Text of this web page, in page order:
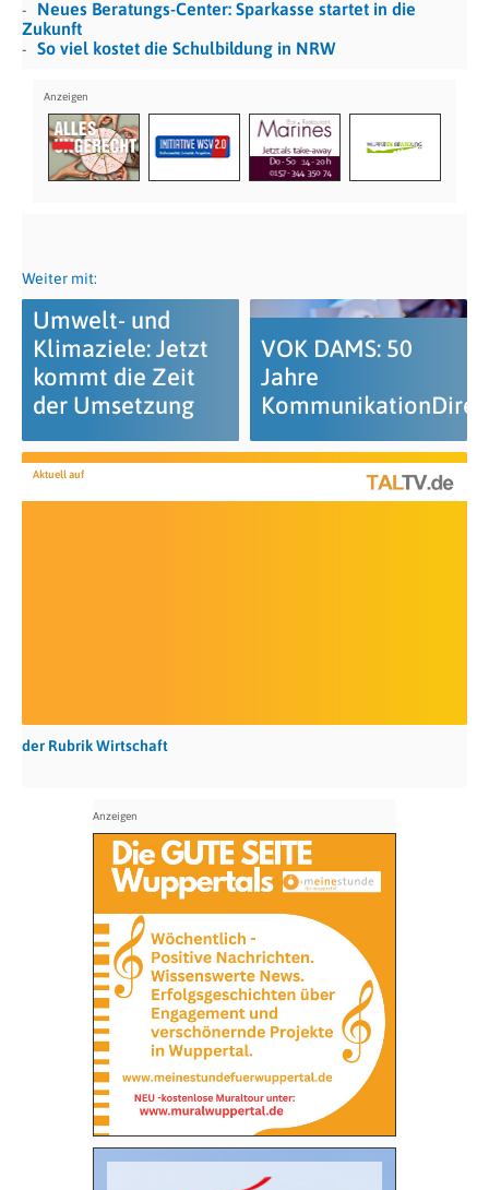
Neues Beratungs-Center: Sparkasse startet in die
Zukunft
So viel kostet die Schulbildung in NRW
Weiter mit:
Umwelt- und
Klimaziele: Jetzt
kommt die Zeit
der Umsetzung
VOK DAMS: 50
Jahre
Aktuell auf
der Rubrik Wirtschaft